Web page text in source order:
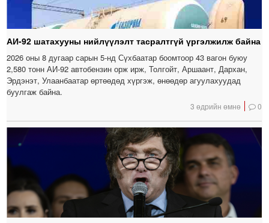
АИ-92 шатахууны нийлүүлэлт тасралтгүй үргэлжилж байна
2026 оны 8 дугаар сарын 5-нд Сүхбаатар боомтоор 43 вагон буюу
2,580 тонн АИ-92 автобензин орж ирж, Толгойт, Аршаант, Дархан,
Эрдэнэт, Улаанбаатар өртөөдөд хүргэж, өнөөдөр агуулахуудад
буулгаж байна.
3 өдрийн өмнө 0